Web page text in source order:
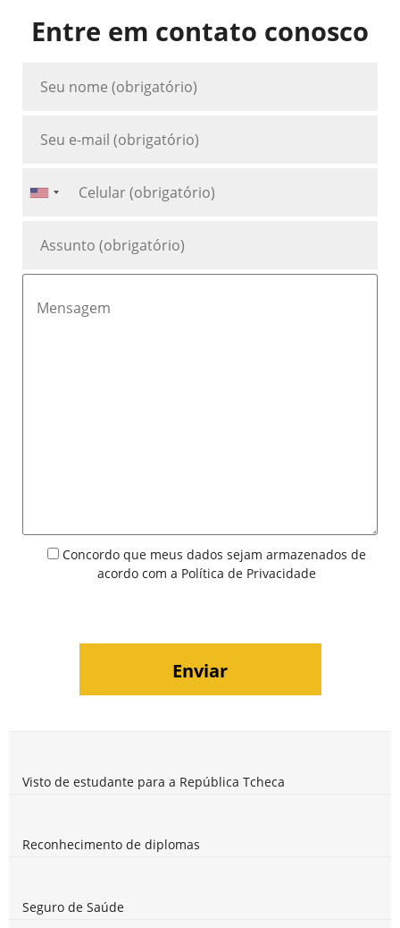
Entre em contato conosco
Concordo que meus dados sejam armazenados de
acordo com a Política de Privacidade
Visto de estudante para a República Tcheca
Reconhecimento de diplomas
Seguro de Saúde